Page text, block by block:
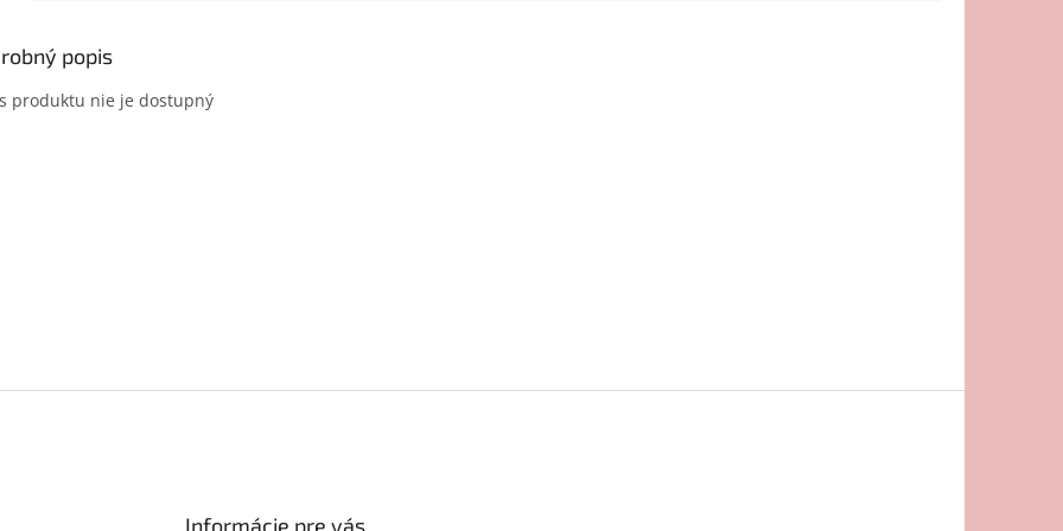
popis
produktu nie je dostupný
Informácie pre vás